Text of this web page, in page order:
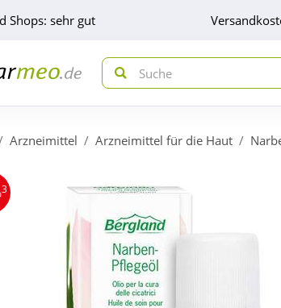
Shops: sehr gut
Arzneimittel Arzneimittel für die Haut
3